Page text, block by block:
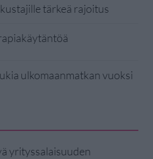
tärkeä rajoitus
ulkomaanmatkan vuoksi
yrityssalaisuuden